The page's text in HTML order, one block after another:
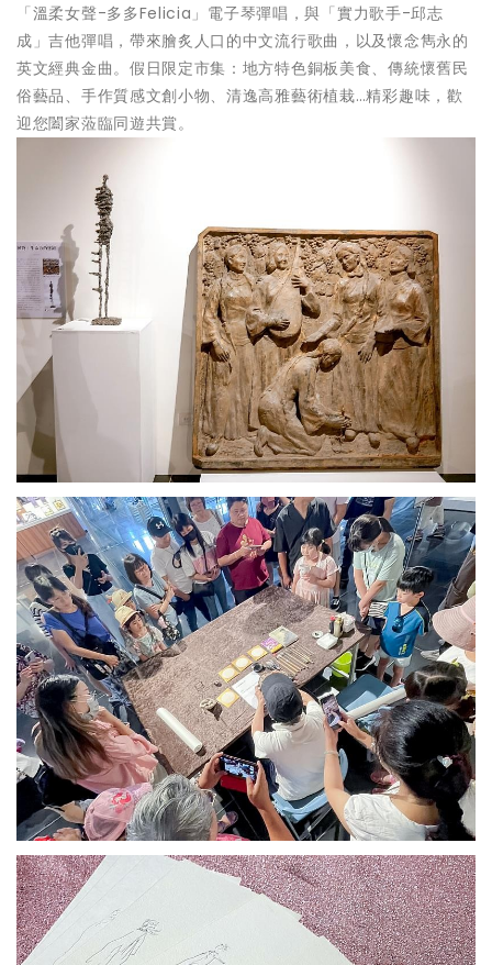
「溫柔女聲-多多Felicia」電子琴彈唱，與「實力歌手-邱志
成」吉他彈唱，帶來膾炙人口的中文流行歌曲，以及懷念雋永的
英文經典金曲。假日限定市集：地方特色銅板美食、傳統懷舊民
俗藝品、手作質感文創小物、清逸高雅藝術植栽…精彩趣味，歡
迎您闔家蒞臨同遊共賞。